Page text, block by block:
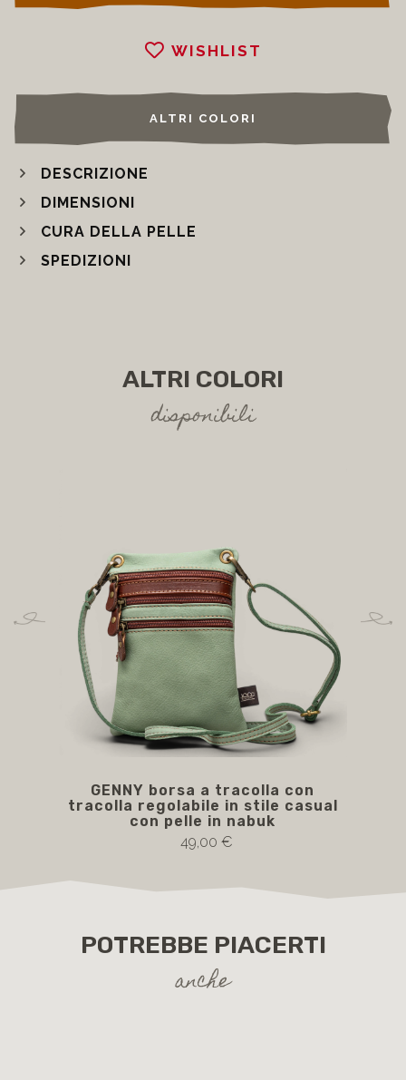
WISHLIST
ALTRI COLORI
DESCRIZIONE
DIMENSIONI
CURA DELLA PELLE
SPEDIZIONI
ALTRI COLORI
disponibili
GENNY borsa a tracolla con
tracolla regolabile in stile casual
con pelle in nabuk
49,00 €
POTREBBE PIACERTI
anche